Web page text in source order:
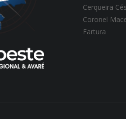
Cerqueira
Coronel
Fartura